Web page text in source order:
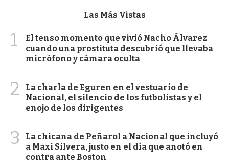
Las Más Vistas
1
El tenso momento que vivió Nacho Álvarez
cuando una prostituta descubrió que llevaba
micrófono y cámara oculta
2
La charla de Eguren en el vestuario de
Nacional, el silencio de los futbolistas y el
enojo de los dirigentes
3
La chicana de Peñarol a Nacional que incluyó
a Maxi Silvera, justo en el día que anotó en
contra ante Boston